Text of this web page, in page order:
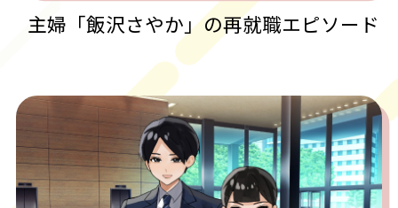
主婦「飯沢さやか」の再就職エピソード